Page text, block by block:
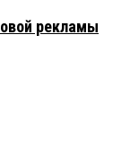
рекламы